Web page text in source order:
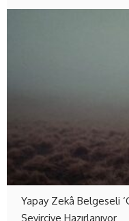
Yapay Zekâ Belgeseli
Seyirciye Hazırlanıyor